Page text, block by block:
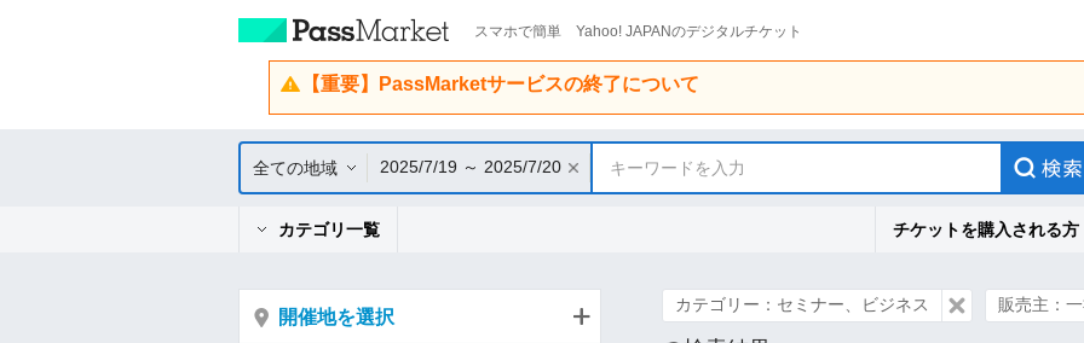
スマホで簡単 Yahoo! JAPANのデジタルチケット
【重要】PassMarketサービスの終了について
全ての地域 2025/7/19 ～ 2025/7/20 キーワードを入力
カテゴリ一覧 チケットを購入される方
カテゴリー：セミナー、ビジネス 販売主：
開催地を選択